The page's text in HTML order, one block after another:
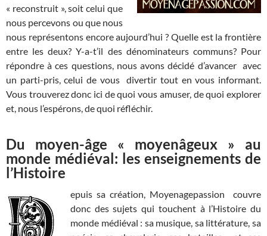
« reconstruit », soit celui que
nous percevons ou que nous
nous représentons encore aujourd’hui ? Quelle est la frontière
entre les deux? Y-a-t’il des dénominateurs communs? Pour
répondre à ces questions, nous avons décidé d’avancer avec
un parti-pris, celui de vous divertir tout en vous informant.
Vous trouverez donc ici de quoi vous amuser, de quoi explorer
et, nous l’espérons, de quoi réfléchir.
Du moyen-âge « moyenâgeux » au
monde médiéval: les enseignements de
l’Histoire
epuis sa création, Moyenagepassion couvre
donc des sujets qui touchent à l’Histoire du
monde médiéval : sa musique, sa littérature, sa